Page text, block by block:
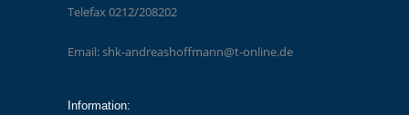
Telefax 0212/208202
Email: shk-andreashoffmann@t-online.de
Information: